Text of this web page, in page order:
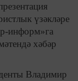
үзәкләре
информ»га
хәбәр
Владимир